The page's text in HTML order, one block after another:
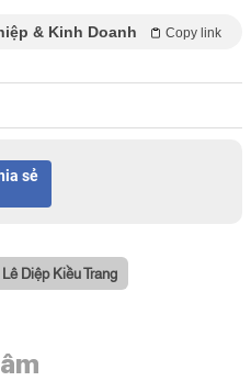
& Kinh Doanh Copy link
sẻ
Lê Diệp Kiều Trang